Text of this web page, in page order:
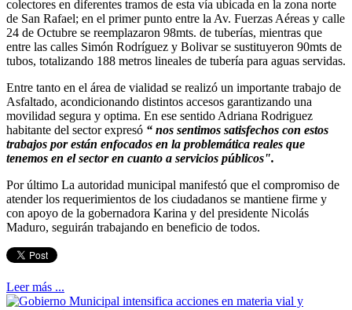
colectores en diferentes tramos de esta vía ubicada en la zona norte
de San Rafael; en el primer punto entre la Av. Fuerzas Aéreas y calle
24 de Octubre se reemplazaron 98mts. de tuberías, mientras que
entre las calles Simón Rodríguez y Bolivar se sustituyeron 90mts de
tubos, totalizando 188 metros lineales de tubería para aguas servidas.
Entre tanto en el área de vialidad se realizó un importante trabajo de
Asfaltado, acondicionando distintos accesos garantizando una
movilidad segura y optima. En ese sentido Adriana Rodriguez
habitante del sector expresó “ nos sentimos satisfechos con estos
trabajos por están enfocados en la problemática reales que
tenemos en el sector en cuanto a servicios públicos".
Por último La autoridad municipal manifestó que el compromiso de
atender los requerimientos de los ciudadanos se mantiene firme y
con apoyo de la gobernadora Karina y del presidente Nicolás
Maduro, seguirán trabajando en beneficio de todos.
Leer más ...